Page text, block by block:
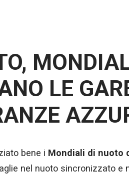
LE
bene i Mondiali di nuoto
nel nuoto sincronizzato e